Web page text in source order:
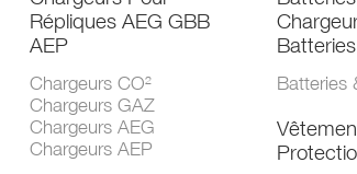
Répliques AEG GBB
AEP
Chargeurs CO²
Chargeurs GAZ
Chargeurs AEG
Chargeurs AEP
Batteries
Batteries